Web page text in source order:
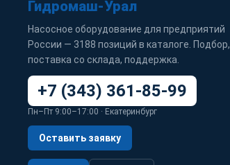
Гидромаш-Урал
Насосное оборудование для предприятий
России — 3188 позиций в каталоге. Подбор,
поставка со склада, поддержка.
+7 (343) 361-85-99
Пн–Пт 9:00–17:00 · Екатеринбург
Оставить заявку